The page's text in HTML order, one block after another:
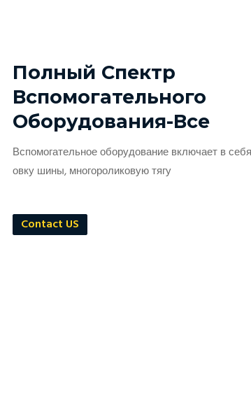
Полный Спектр
Вспомогательного
Оборудования-Все
Вспомогательное оборудование включает в
овку шины, многороликовую тягу
Contact US